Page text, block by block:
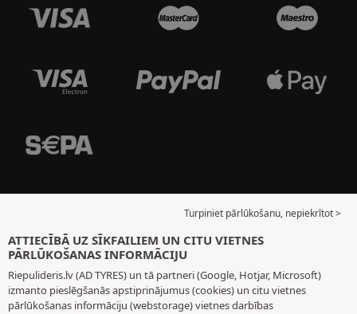
Turpiniet pārlūkošanu, nepiekrītot >
ATTIECĪBĀ UZ SĪKFAILIEM UN CITU VIETNES
PĀRLŪKOŠANAS INFORMĀCIJU
Riepulideris.lv (AD TYRES) un tā partneri (Google, Hotjar, Microsoft)
izmanto pieslēgšanās apstiprinājumus (cookies) un citu vietnes
pārlūkošanas informāciju (webstorage) vietnes darbības